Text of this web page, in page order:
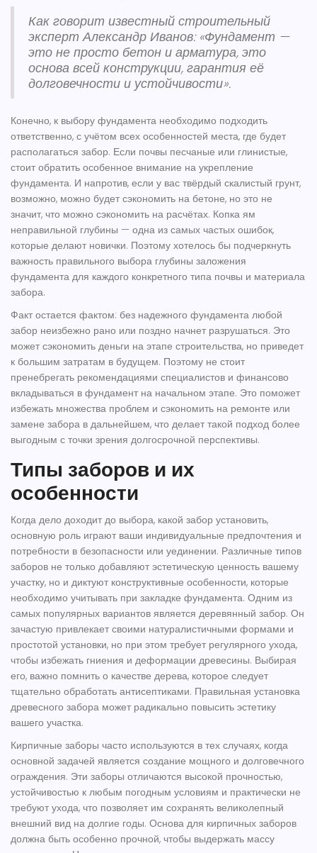
Как говорит известный строительный
эксперт Александр Иванов: «Фундамент —
это не просто бетон и арматура, это
основа всей конструкции, гарантия её
долговечности и устойчивости».
Конечно, к выбору фундамента необходимо подходить
ответственно, с учётом всех особенностей места, где будет
располагаться забор. Если почвы песчаные или глинистые,
стоит обратить особенное внимание на укрепление
фундамента. И напротив, если у вас твёрдый скалистый грунт,
возможно, можно будет сэкономить на бетоне, но это не
значит, что можно сэкономить на расчётах. Копка ям
неправильной глубины — одна из самых частых ошибок,
которые делают новички. Поэтому хотелось бы подчеркнуть
важность правильного выбора глубины заложения
фундамента для каждого конкретного типа почвы и материала
забора.
Факт остается фактом: без надежного фундамента любой
забор неизбежно рано или поздно начнет разрушаться. Это
может сэкономить деньги на этапе строительства, но приведет
к большим затратам в будущем. Поэтому не стоит
пренебрегать рекомендациями специалистов и финансово
вкладываться в фундамент на начальном этапе. Это поможет
избежать множества проблем и сэкономить на ремонте или
замене забора в дальнейшем, что делает такой подход более
выгодным с точки зрения долгосрочной перспективы.
Типы заборов и их
особенности
Когда дело доходит до выбора, какой забор установить,
основную роль играют ваши индивидуальные предпочтения и
потребности в безопасности или уединении. Различные типов
заборов не только добавляют эстетическую ценность вашему
участку, но и диктуют конструктивные особенности, которые
необходимо учитывать при закладке фундамента. Одним из
самых популярных вариантов является деревянный забор. Он
зачастую привлекает своими натуралистичными формами и
простотой установки, но при этом требует регулярного ухода,
чтобы избежать гниения и деформации древесины. Выбирая
его, важно помнить о качестве дерева, которое следует
тщательно обработать антисептиками. Правильная установка
древесного забора может радикально повысить эстетику
вашего участка.
Кирпичные заборы часто используются в тех случаях, когда
основной задачей является создание мощного и долговечного
ограждения. Эти заборы отличаются высокой прочностью,
устойчивостью к любым погодным условиям и практически не
требуют ухода, что позволяет им сохранять великолепный
внешний вид на долгие годы. Основа для кирпичных заборов
должна быть особенно прочной, чтобы выдержать массу